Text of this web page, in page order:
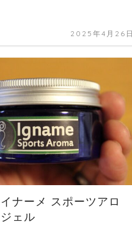
2025年4月26日
イナーメ スポーツアロ
ェル